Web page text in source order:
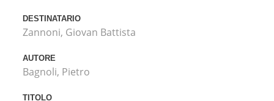
DESTINATARIO
Zannoni, Giovan Battista
AUTORE
Bagnoli, Pietro
TITOLO